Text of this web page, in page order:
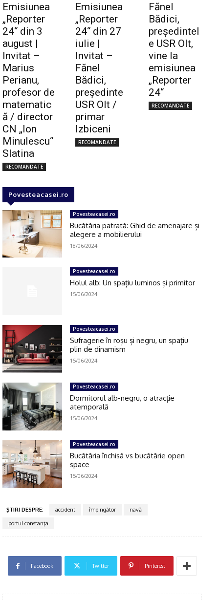
Emisiunea
„Reporter
24“ din 3
august |
Invitat –
Marius
Perianu,
profesor de
matematic
ă / director
CN „Ion
Minulescu“
Slatina
RECOMANDATE
Emisiunea
„Reporter
24“ din 27
iulie |
Invitat –
Fănel
Bădici,
preşedinte
USR Olt /
primar
Izbiceni
RECOMANDATE
Fănel
Bădici,
preşedintel
e USR Olt,
vine la
emisiunea
„Reporter
24“
RECOMANDATE
Povesteacasei.ro
Povesteacasei.ro
Bucătăria patrată: Ghid de amenajare și
alegere a mobilierului
18/06/2024
Povesteacasei.ro
Holul alb: Un spațiu luminos și primitor
15/06/2024
Povesteacasei.ro
Sufragerie în roșu și negru, un spațiu
plin de dinamism
15/06/2024
Povesteacasei.ro
Dormitorul alb-negru, o atracție
atemporală
15/06/2024
Povesteacasei.ro
Bucătăria închisă vs bucătărie open
space
15/06/2024
ŞTIRI DESPRE: accident împingător
navă
portul constanţa
Facebook Twitter Pinterest